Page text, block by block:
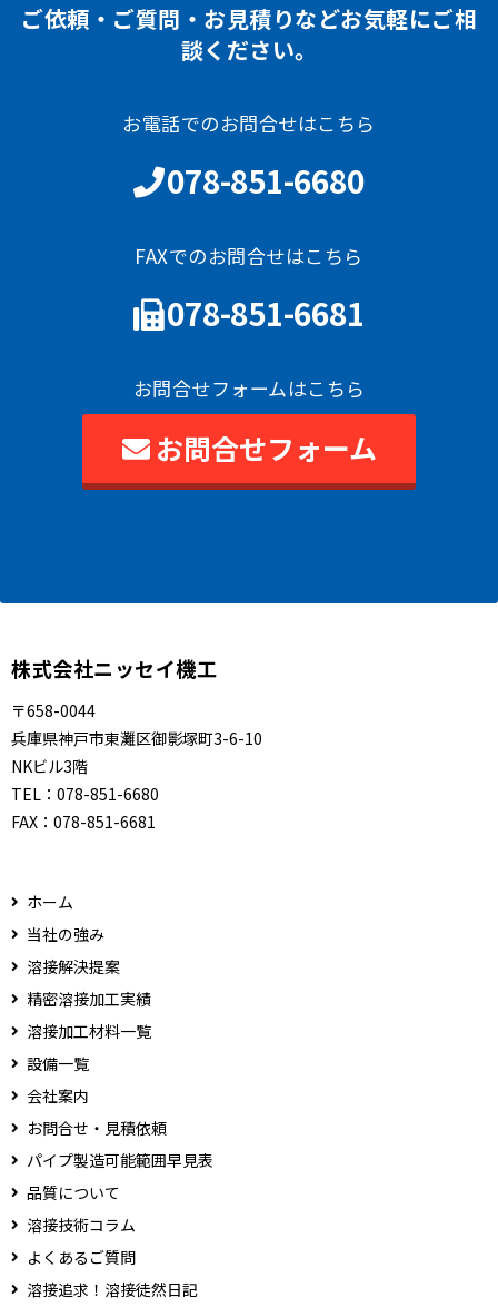
ご依頼・ご質問・お見積りなどお気軽にご相
談ください。
お電話でのお問合せはこちら
078-851-6680
FAXでのお問合せはこちら
078-851-6681
お問合せフォームはこちら
お問合せフォーム
株式会社ニッセイ機工
〒658-0044
兵庫県神戸市東灘区御影塚町3-6-10
NKビル3階
TEL： 078-851-6680
FAX： 078-851-6681
ホーム
当社の強み
溶接解決提案
精密溶接加工実績
溶接加工材料一覧
設備一覧
会社案内
お問合せ・見積依頼
パイプ製造可能範囲早見表
品質について
溶接技術コラム
よくあるご質問
溶接追求！溶接徒然日記